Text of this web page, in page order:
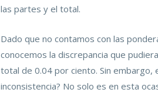
las partes y el total.
Dado que no contamos con las
conocemos la discrepancia que
total de 0.04 por ciento. Sin embargo,
inconsistencia? No solo es en esta